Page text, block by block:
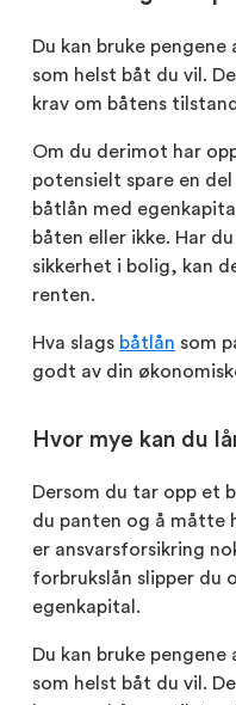
Du kan bruke
som helst båt du vil.
krav om båtens
Om du derimot har
potensielt spare en
båtlån med
båten eller ikke. Har
sikkerhet i bolig, kan
renten.
Hva slags båtlån som
godt av din
Hvor mye kan du
Dersom du tar opp et
du panten og å måtte
er ansvarsforsikring
forbrukslån slipper du
egenkapital.
Du kan bruke
som helst båt du vil.